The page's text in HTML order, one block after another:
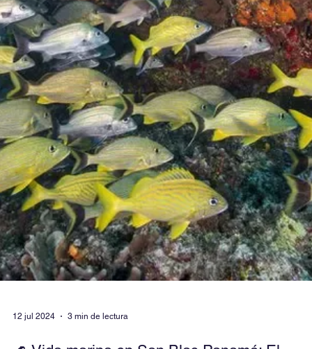
25 oct 2024 7 min de lectura
Diferencias entre clase de embarcaciones
las islas de San Blas, luxury, premium y
turista.
Clickandsailing en San Blas: Embarcaciones Luxury para máximo